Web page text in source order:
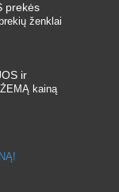
prekės
ženklai
ir
kainą